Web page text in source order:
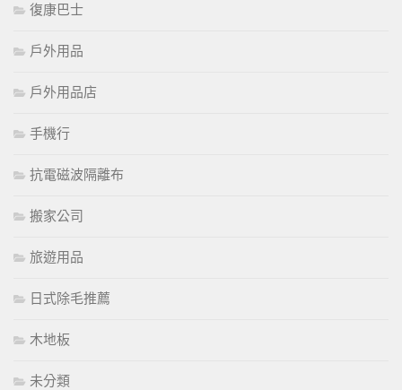
復康巴士
戶外用品
戶外用品店
手機行
抗電磁波隔離布
搬家公司
旅遊用品
日式除毛推薦
木地板
未分類